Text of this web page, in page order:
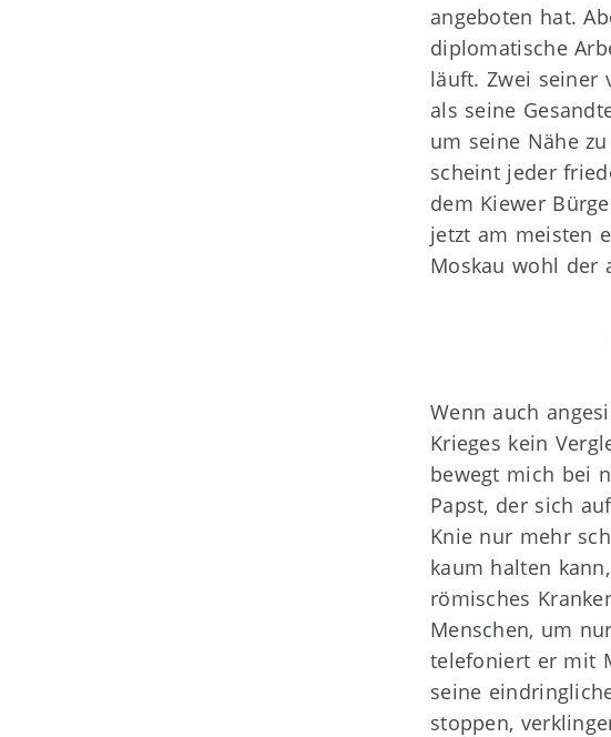
angeboten hat.
diplomatische
läuft. Zwei seiner
als seine
um seine Nähe
scheint jeder
dem Kiewer
jetzt am meisten
Moskau wohl der
Wenn auch
Krieges kein
bewegt mich bei
Papst, der sich
Knie nur mehr
kaum halten
römisches
Menschen, um
telefoniert er mit
seine
stoppen,